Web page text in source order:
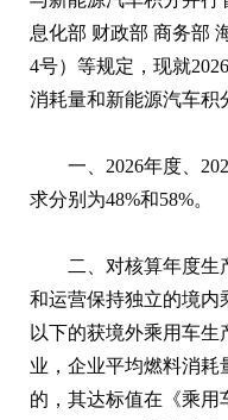
息化部 财政部 商务部
4号）等规定，现就
消耗量和新能源汽车积
一、2026年度、
求分别为48%和58%。
二、对核算年度生
和运营保持独立的境内
以下的获境外乘用车
业，企业平均燃料消耗
的，其达标值在《乘用